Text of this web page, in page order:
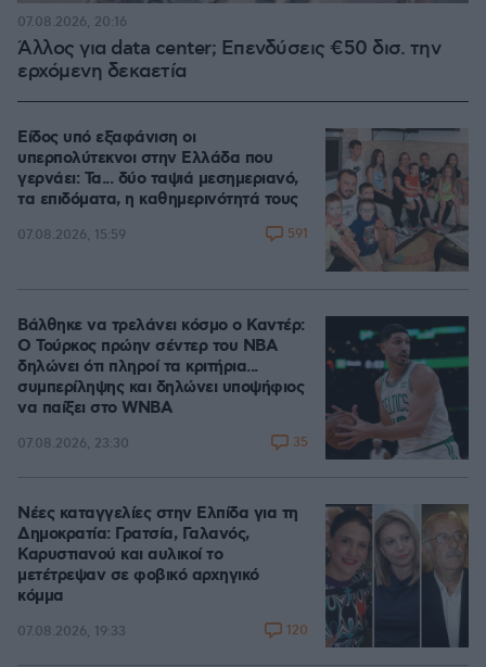
Άλλος για data center; Επενδύσεις €50 δισ. την
ερχόμενη δεκαετία
07.08.2026, 20:16
Είδος υπό εξαφάνιση οι
υπερπολύτεκνοι στην Ελλάδα που
γερνάει: Τα... δύο ταψιά μεσημεριανό,
τα επιδόματα, η καθημερινότητά τους
07.08.2026, 15:59 591
Βάλθηκε να τρελάνει κόσμο ο Καντέρ:
Ο Τούρκος πρώην σέντερ του NBA
δηλώνει ότι πληροί τα κριτήρια...
συμπερίληψης και δηλώνει υποψήφιος
να παίξει στο WNBA
07.08.2026, 23:30 35
Νέες καταγγελίες στην Ελπίδα για τη
Δημοκρατία: Γρατσία, Γαλανός,
Καρυστιανού και αυλικοί το
μετέτρεψαν σε φοβικό αρχηγικό
κόμμα
07.08.2026, 19:33 120